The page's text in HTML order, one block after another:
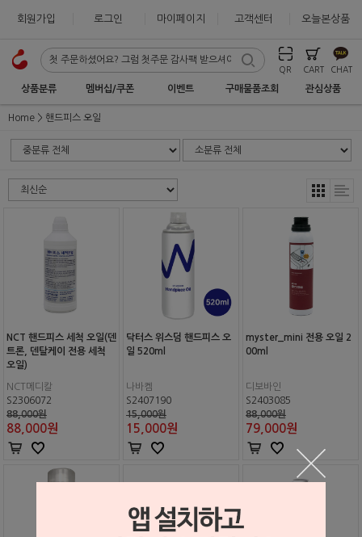
회원가입 로그인 마이페이지 고객센터 오늘본상품
QR CART CHAT
상품분류 멤버십/쿠폰 이벤트 구매물품조회 관심상품
Home 핸드피스 오일
NCT 핸드피스 세척 오일(덴
트론, 덴탈케이 전용 세척
오일)
NCT메디칼
S2306072
88,000원
88,000원
닥터스 위스덤 핸드피스 오
일 520ml
나바켐
S2407190
15,000원
15,000원
myster_mini 전용 오일 2
00ml
디보바인
S2403085
88,000원
79,000원